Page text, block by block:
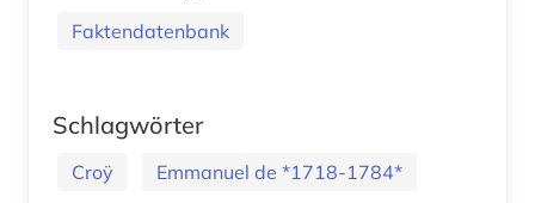
Faktendatenbank
Schlagwörter
Croÿ Emmanuel de *1718-1784*